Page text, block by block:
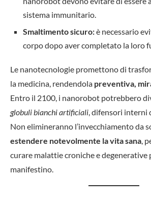
sistema immunitario.
Smaltimento sicuro:è necessario
corpo dopo aver completato la loro
Le nanotecnologie promettono di
la medicina, rendendola preventiva,
Entro il 2100, i nanorobot potrebbero
globuli bianchi artificiali, difensori interni
Non elimineranno l’invecchiamento da
estendere notevolmente la vita sana,
curare malattie croniche e degenerative
manifestino.